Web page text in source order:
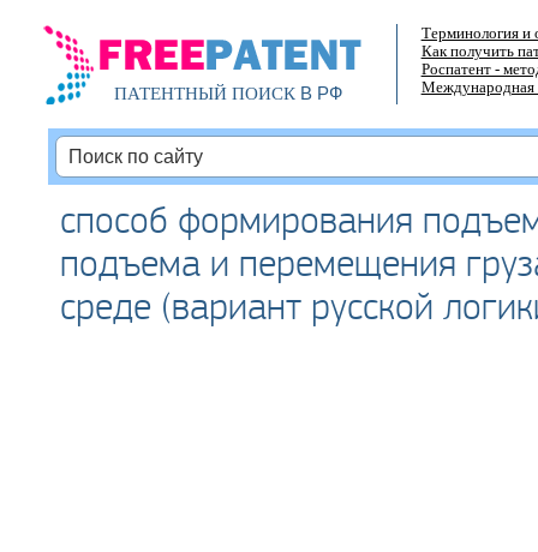
ПАТЕНТНЫЙ ПОИСКВ РФ
Терминология и
Как получить
Роспатент -
Международная
способ формирования
подъема и перемещения
среде (вариант русской